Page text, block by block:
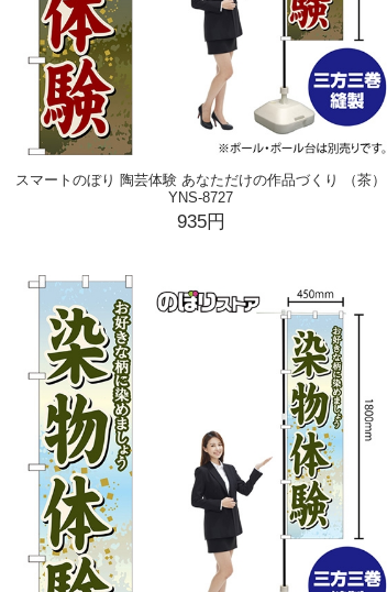
スマートのぼり 陶芸体験 あなただけの作品づくり （茶）
YNS-8727
935円